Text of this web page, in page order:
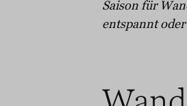
Saison für
entspannt